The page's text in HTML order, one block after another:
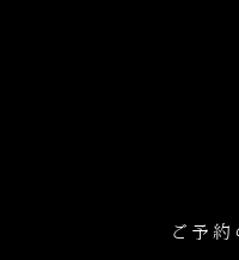
ご予